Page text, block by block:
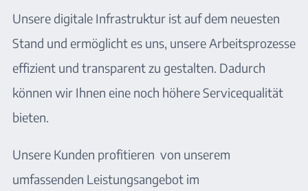
Unsere digitale Infrastruktur ist auf dem neuesten
Stand und ermöglicht es uns, unsere Arbeitsprozesse
effizient und transparent zu gestalten. Dadurch
können wir Ihnen eine noch höhere Servicequalität
bieten.
Unsere Kunden profitieren von unserem
umfassenden Leistungsangebot im